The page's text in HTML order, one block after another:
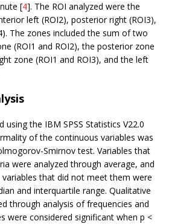
[4]. The ROI analyzed were the
left (ROI2), posterior right (ROI3),
The zones included the sum of two
(ROI1 and ROI2), the posterior zone
zone (ROI1 and ROI3), and the left
using the IBM SPSS Statistics V22.0
of the continuous variables was
Smirnov test. Variables that
were analyzed through average, and
that did not meet them were
and interquartile range. Qualitative
through analysis of frequencies and
were considered significant when p <